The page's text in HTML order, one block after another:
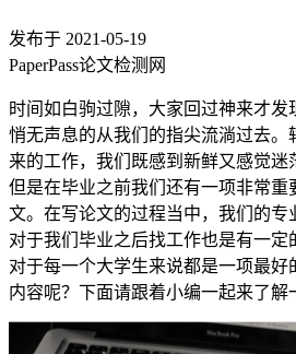
发布于 2021-05-19
PaperPass论文检测网
时间如白驹过隙，大家回过神来才
悄无声息的从我们的指尖流淌过去。
来的工作，我们既感到新鲜又感觉迷
但是在毕业之前我们还有一项非常重
文。在写论文的过程当中，我们的专
对于我们毕业之后找工作也是有一
对于每一个大学生来说都是一项最好
内容呢？下面请跟着小编一起来了解